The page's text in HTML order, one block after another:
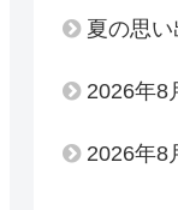
夏の思
2026年
2026年